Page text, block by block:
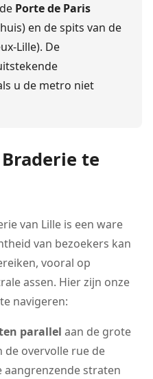
Porte de Paris
en de spits van de
Lille). De
u de metro niet
te
van Lille is een ware
van bezoekers kan
vooral op
assen. Hier zijn onze
navigeren:
parallel aan de grote
de overvolle rue de
aangrenzende straten